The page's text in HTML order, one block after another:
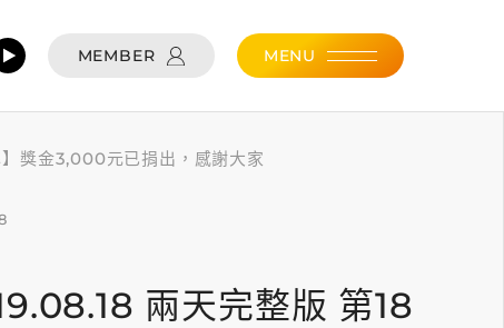
MEMBER MENU
獎金3,000元已捐出，感謝大家
兩天完整版 第18